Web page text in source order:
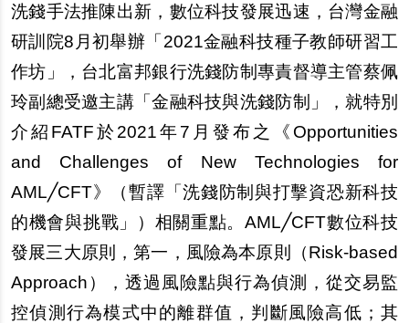
洗錢手法推陳出新，數位科技發展迅速，台灣金融
研訓院8月初舉辦 「2021金融科技種子教師研習工
作坊」，台北富邦銀行洗錢防制專責督導主管蔡佩
玲副總受邀主講「金融科技與洗錢防制」，就特別
介紹FATF於2021年7月發布之《Opportunities
and Challenges of New Technologies for
AML╱CFT》（暫譯「洗錢防制與打擊資恐新科技
的機會與挑戰」）相關重點。AML╱CFT數位科技
發展三大原則，第一，風險為本原則（Risk-based
Approach），透過風險點與行為偵測，從交易監
控偵測行為模式中的離群值 ，判斷風險高低；其